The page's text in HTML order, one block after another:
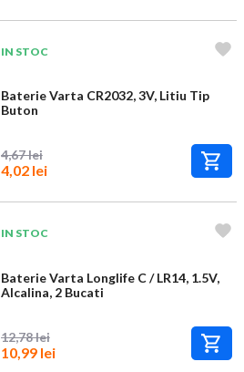
IN STOC
Baterie Varta CR2032, 3V, Litiu Tip
Buton
4,67 lei
4,02 lei
IN STOC
Baterie Varta Longlife C / LR14, 1.5V,
Alcalina, 2 Bucati
12,78 lei
10,99 lei